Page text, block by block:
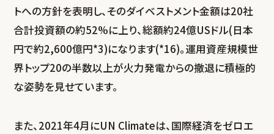
トへの方針を表明し、そのダイベストメント金額は20社
合計投資額の約52%に上り、総額約24億USドル(日本
円で約2,600億円*3)になります(*16)。運用資産規模世
界トップ20の半数以上が火力発電からの撤退に積極的
な姿勢を見せています。
また、2021年4月にUN Climateは、国際経済をゼロエ